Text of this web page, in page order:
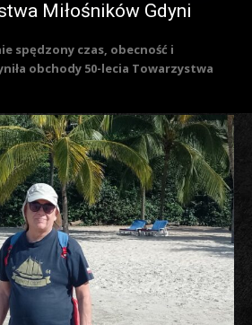
Miłośników Gdyni
spędzony czas, obecność i
obchody 50-lecia Towarzystwa